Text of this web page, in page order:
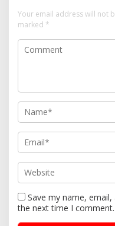
Your email address will not
marked *
Save my name,
the next time I comment.